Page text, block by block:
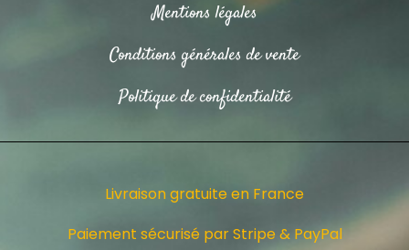
Mentions légales
Conditions générales de vente
Politique de confidentialité
Livraison gratuite en France
Paiement sécurisé par Stripe & PayPal